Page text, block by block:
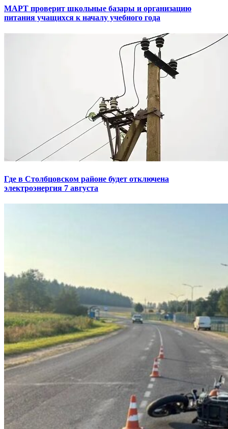
МАРТ проверит школьные базары и организацию
питания учащихся к началу учебного года
Где в Столбцовском районе будет отключена
электроэнергия 7 августа